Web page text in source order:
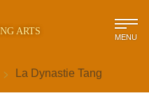
ARTS MENU
> La Dynastie Tang